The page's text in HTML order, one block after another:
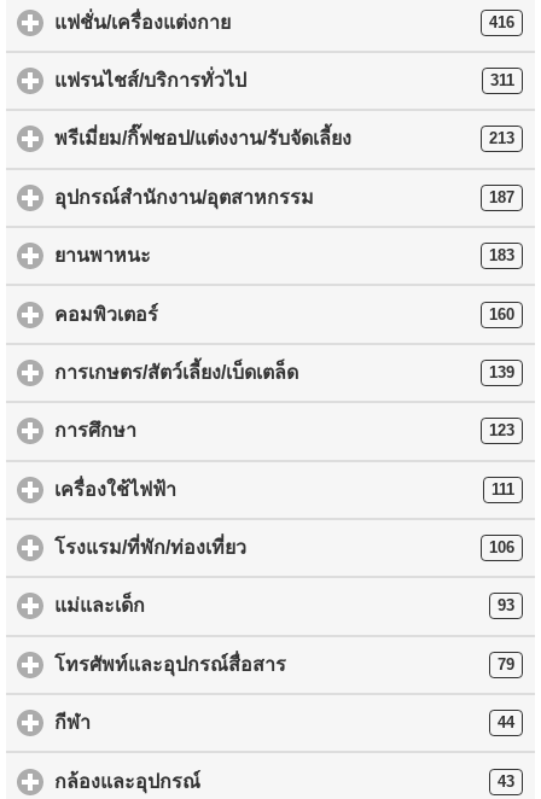
แฟชั่น/เครื่องแต่งกาย 416
แฟรนไชส์/บริการทั่วไป 311
พรีเมี่ยม/กิ๊ฟชอป/แต่งงาน/รับจัดเลี้ยง 213
อุปกรณ์สำนักงาน/อุตสาหกรรม 187
ยานพาหนะ 183
คอมพิวเตอร์ 160
การเกษตร/สัตว์เลี้ยง/เบ็ดเตล็ด 139
การศึกษา 123
เครื่องใช้ไฟฟ้า 111
โรงแรม/ที่พัก/ท่องเที่ยว 106
แม่และเด็ก 93
โทรศัพท์และอุปกรณ์สื่อสาร 79
กีฬา 44
กล้องและอุปกรณ์ 43